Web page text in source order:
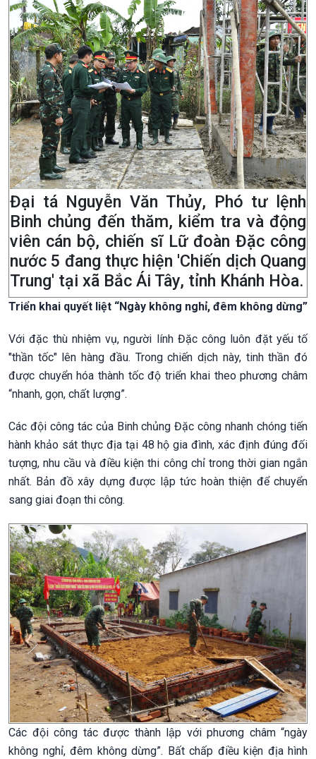
Đại tá Nguyễn Văn Thủy, Phó tư lệnh
Binh chủng đến thăm, kiểm tra và động
viên cán bộ, chiến sĩ Lữ đoàn Đặc công
nước 5 đang thực hiện 'Chiến dịch Quang
Trung' tại xã Bắc Ái Tây, tỉnh Khánh Hòa.
Triển khai quyết liệt “Ngày không nghỉ, đêm không dừng”
Với đặc thù nhiệm vụ, người lính Đặc công luôn đặt yếu tố
"thần tốc" lên hàng đầu. Trong chiến dịch này, tinh thần đó
được chuyển hóa thành tốc độ triển khai theo phương châm
“nhanh, gọn, chất lượng”.
Các đội công tác của Binh chủng Đặc công nhanh chóng tiến
hành khảo sát thực địa tại 48 hộ gia đình, xác định đúng đối
tượng, nhu cầu và điều kiện thi công chỉ trong thời gian ngắn
nhất. Bản đồ xây dựng được lập tức hoàn thiện để chuyển
sang giai đoạn thi công.
Các đội công tác được thành lập với phương châm “ngày
không nghỉ, đêm không dừng”. Bất chấp điều kiện địa hình